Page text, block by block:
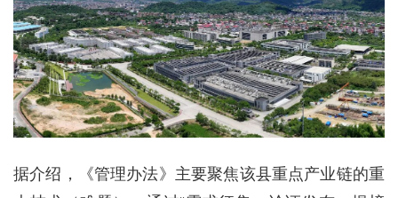
据介绍，《管理办法》主要聚焦该县重点产业链的重